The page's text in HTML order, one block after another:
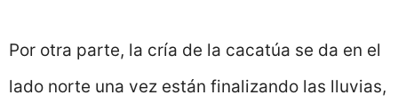
Por otra parte, la cría de la cacatúa se da en el
lado norte una vez están finalizando las lluvias,